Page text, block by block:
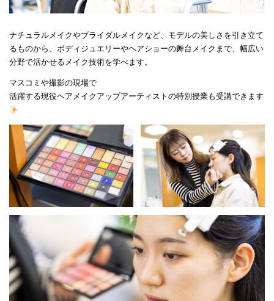
ナチュラルメイクやブライダルメイクなど、モデルの美しさを引き立て
るものから、ボディジュエリーやヘアショーの舞台メイクまで、幅広い
分野で活かせるメイク技術を学べます。
マスコミや撮影の現場で
活躍する現役ヘアメイクアップアーティストの特別授業も受講できます